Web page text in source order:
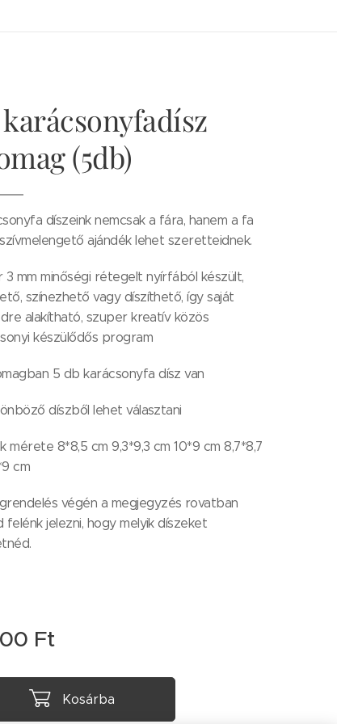
karácsonyfadísz
(5db)
díszeink nemcsak a fára, hanem a fa
szívmelengető ajándék lehet szeretteidnek.
3 mm minőségi rétegelt nyírfából készült,
színezhető vagy díszíthető, így saját
alakítható, szuper kreatív közös
készülődős program
5 db karácsonyfa dísz van
díszből lehet választani
mérete 8*8,5 cm 9,3*9,3 cm 10*9 cm 8,7*8,7
cm
végén a megjegyzés rovatban
felénk jelezni, hogy melyik díszeket
Ft
Kosárba